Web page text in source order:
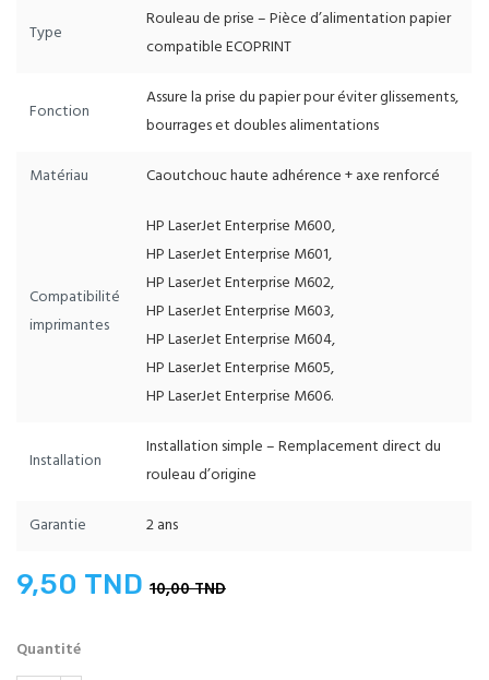
Type
Rouleau de prise – Pièce d’alimentation papier
compatible ECOPRINT
Fonction
Assure la prise du papier pour éviter glissements,
bourrages et doubles alimentations
Matériau
Caoutchouc haute adhérence + axe renforcé
Compatibilité
imprimantes
HP LaserJet Enterprise M600,
HP LaserJet Enterprise M601,
HP LaserJet Enterprise M602,
HP LaserJet Enterprise M603,
HP LaserJet Enterprise M604,
HP LaserJet Enterprise M605,
HP LaserJet Enterprise M606.
Installation
Installation simple – Remplacement direct du
rouleau d’origine
Garantie
2 ans
9,50 TND 10,00 TND
Quantité